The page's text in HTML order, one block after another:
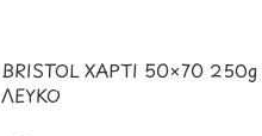
BRISTOL ΧΑΡΤΙ 50×70 250g
ΛΕΥΚΟ